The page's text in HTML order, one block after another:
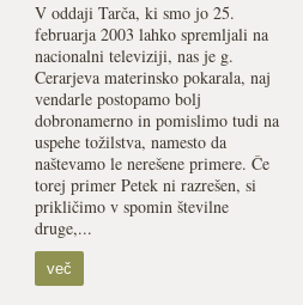
V oddaji Tarča, ki smo jo 25.
februarja 2003 lahko spremljali na
nacionalni televiziji, nas je g.
Cerarjeva materinsko pokarala, naj
vendarle postopamo bolj
dobronamerno in pomislimo tudi na
uspehe tožilstva, namesto da
naštevamo le nerešene primere. Če
torej primer Petek ni razrešen, si
prikličimo v spomin številne
druge,...
več